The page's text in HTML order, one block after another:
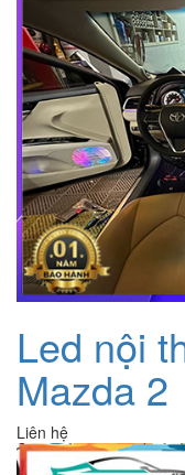
Led nội
Mazda 2
Liên hệ